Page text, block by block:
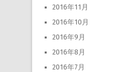
2016年11月
2016年10月
2016年9月
2016年8月
2016年7月